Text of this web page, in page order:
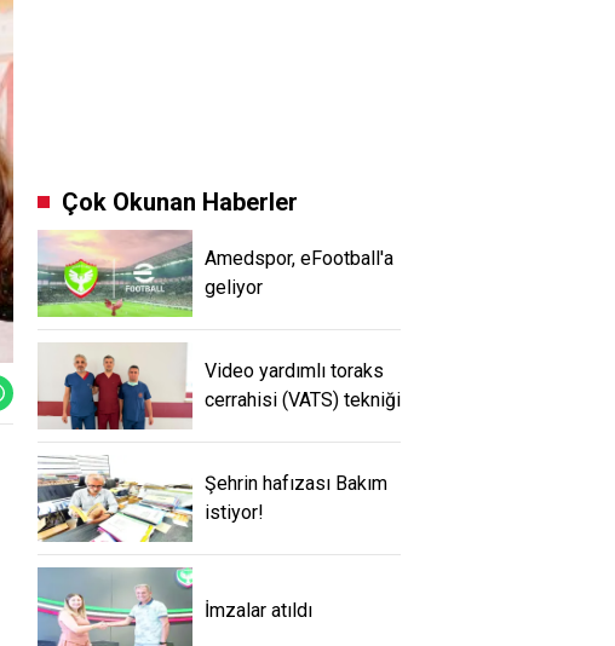
Çok Okunan Haberler
Amedspor, eFootball'a
geliyor
Video yardımlı toraks
cerrahisi (VATS) tekniği
Şehrin hafızası Bakım
istiyor!
İmzalar atıldı